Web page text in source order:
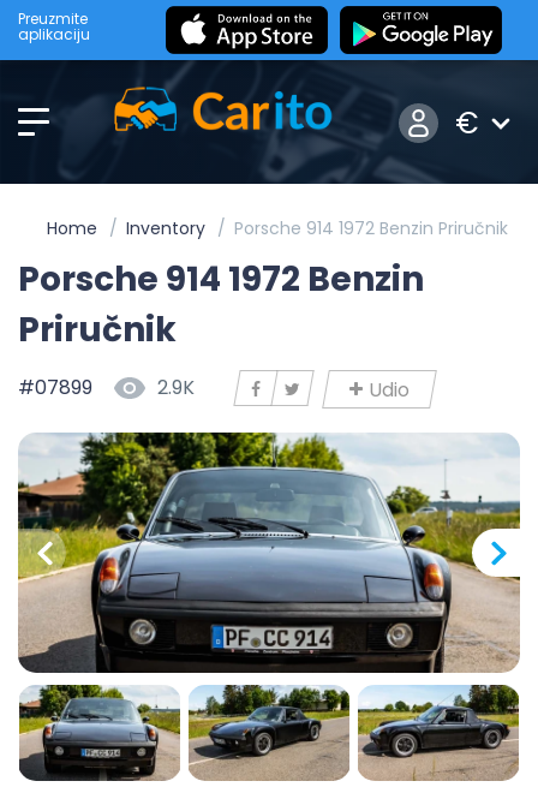
Preuzmite
aplikaciju
€
Home Inventory Porsche 914 1972 Benzin Priručnik
Porsche 914 1972 Benzin
Priručnik
#07899 2.9K Udio